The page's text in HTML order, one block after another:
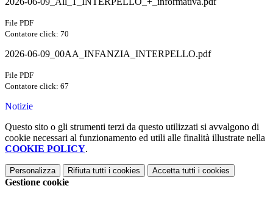
File PDF
Contatore click: 70
2026-06-09_00AA_INFANZIA_INTERPELLO.pdf
File PDF
Contatore click: 67
Notizie
Questo sito o gli strumenti terzi da questo utilizzati si avvalgono di
cookie necessari al funzionamento ed utili alle finalità illustrate nella
COOKIE POLICY.
Personalizza Rifiuta tutti i cookies Accetta tutti i cookies
Gestione cookie